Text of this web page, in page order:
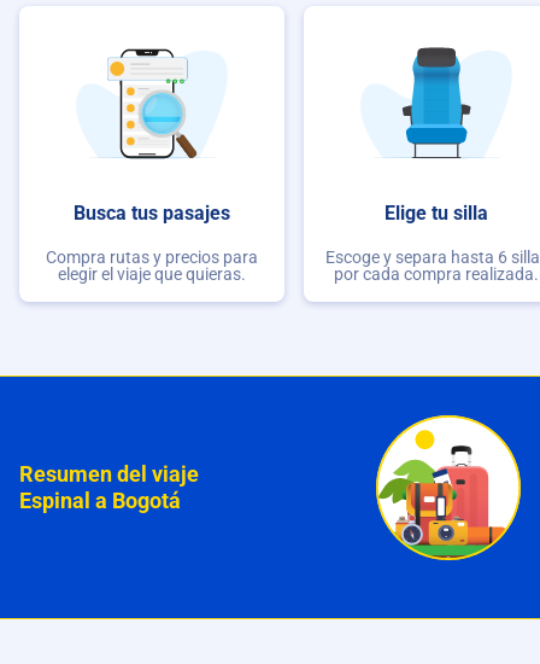
Busca tus pasajes
Compra rutas y precios para
elegir el viaje que quieras.
Elige tu silla
Escoge y separa hasta 6
por cada compra realizada.
Resumen del viaje
Espinal a Bogotá